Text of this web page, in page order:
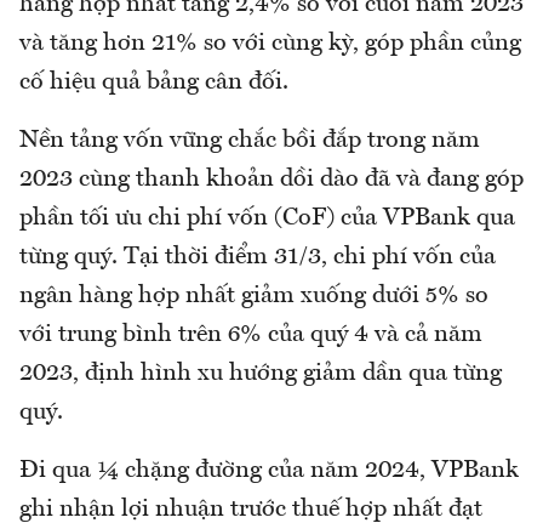
và tăng hơn 21% so với cùng kỳ, góp phần củng
cố hiệu quả bảng cân đối.
Nền tảng vốn vững chắc bồi đắp trong năm
2023 cùng thanh khoản dồi dào đã và đang góp
phần tối ưu chi phí vốn (CoF) của VPBank qua
từng quý. Tại thời điểm 31/3, chi phí vốn của
ngân hàng hợp nhất giảm xuống dưới 5% so
với trung bình trên 6% của quý 4 và cả năm
2023, định hình xu hướng giảm dần qua từng
quý.
Đi qua ¼ chặng đường của năm 2024, VPBank
ghi nhận lợi nhuận trước thuế hợp nhất đạt